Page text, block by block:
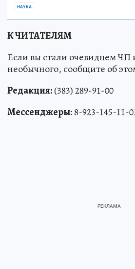
НАУКА
К ЧИТАТЕЛЯМ
Если вы стали очевидцем ЧП
необычного, сообщите об
Редакция:(383) 289-91-00
Мессенджеры:8-923-145-11-